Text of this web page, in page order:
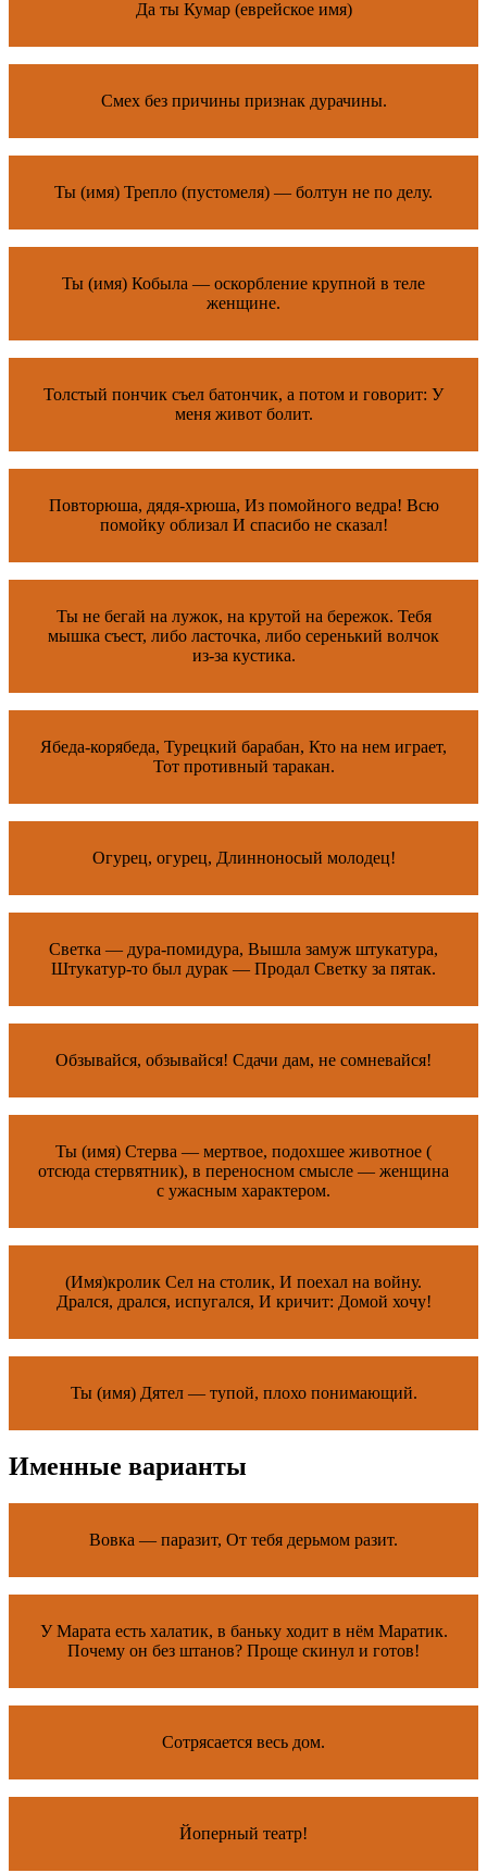
Да ты Кумар (еврейское имя)
Смех без причины признак дурачины.
Ты (имя) Трепло (пустомеля) — болтун не по делу.
Ты (имя) Кобыла — оскорбление крупной в теле
женщине.
Толстый пончик съел батончик, а потом и говорит: У
меня живот болит.
Повторюша, дядя-хрюша, Из помойного ведра! Всю
помойку облизал И спасибо не сказал!
Ты не бегай на лужок, на крутой на бережок. Тебя
мышка съест, либо ласточка, либо серенький волчок
из-за кустика.
Ябеда-корябеда, Турецкий барабан, Кто на нем играет,
Тот противный таракан.
Огурец, огурец, Длинноносый молодец!
Светка — дура-помидура, Вышла замуж штукатура,
Штукатур-то был дурак — Продал Светку за пятак.
Обзывайся, обзывайся! Сдачи дам, не сомневайся!
Ты (имя) Стерва — мертвое, подохшее животное (
отсюда стервятник), в переносном смысле — женщина
с ужасным характером.
(Имя)кролик Сел на столик, И поехал на войну.
Дрался, дрался, испугался, И кричит: Домой хочу!
Ты (имя) Дятел — тупой, плохо понимающий.
Именные варианты
Вовка — паразит, От тебя дерьмом разит.
У Марата есть халатик, в баньку ходит в нём Маратик.
Почему он без штанов? Проще скинул и готов!
Сотpясается весь дом.
Йоперный театр!